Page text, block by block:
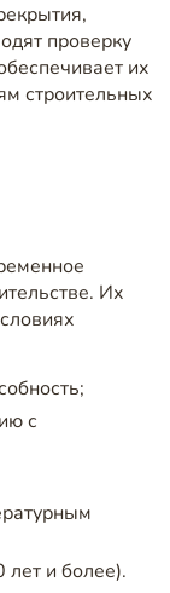
проверку
их
строительных
Их
с
и более).